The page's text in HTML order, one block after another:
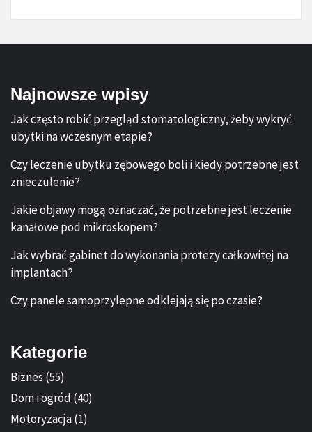
Najnowsze wpisy
Jak często robić przegląd stomatologiczny, żeby wykryć
ubytki na wczesnym etapie?
Czy leczenie ubytku zębowego boli i kiedy potrzebne jest
znieczulenie?
Jakie objawy mogą oznaczać, że potrzebne jest leczenie
kanałowe pod mikroskopem?
Jak wybrać gabinet do wykonania protezy całkowitej na
implantach?
Czy panele samoprzylepne odklejają się po czasie?
Kategorie
Biznes (55)
Dom i ogród (40)
Motoryzacja(1)